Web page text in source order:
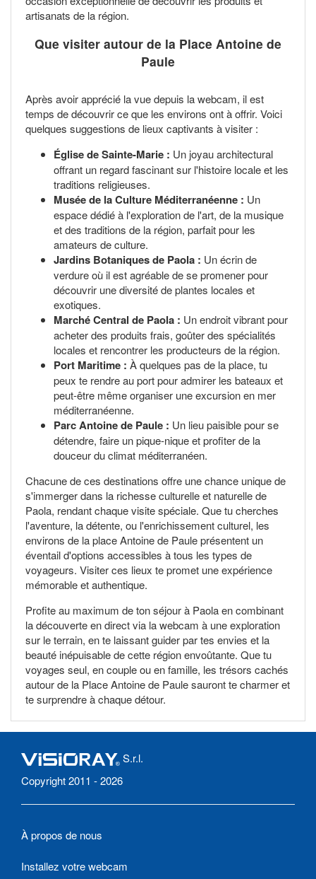
artisanats de la région.
Que visiter autour de la Place Antoine de
Paule
Après avoir apprécié la vue depuis la webcam, il est
temps de découvrir ce que les environs ont à offrir. Voici
quelques suggestions de lieux captivants à visiter :
Église de Sainte-Marie : Un joyau architectural
offrant un regard fascinant sur l'histoire locale et les
traditions religieuses.
Musée de la Culture Méditerranéenne : Un
espace dédié à l'exploration de l'art, de la musique
et des traditions de la région, parfait pour les
amateurs de culture.
Jardins Botaniques de Paola : Un écrin de
verdure où il est agréable de se promener pour
découvrir une diversité de plantes locales et
exotiques.
Marché Central de Paola : Un endroit vibrant pour
acheter des produits frais, goûter des spécialités
locales et rencontrer les producteurs de la région.
Port Maritime : À quelques pas de la place, tu
peux te rendre au port pour admirer les bateaux et
peut-être même organiser une excursion en mer
méditerranéenne.
Parc Antoine de Paule : Un lieu paisible pour se
détendre, faire un pique-nique et profiter de la
douceur du climat méditerranéen.
Chacune de ces destinations offre une chance unique de
s'immerger dans la richesse culturelle et naturelle de
Paola, rendant chaque visite spéciale. Que tu cherches
l'aventure, la détente, ou l'enrichissement culturel, les
environs de la place Antoine de Paule présentent un
éventail d'options accessibles à tous les types de
voyageurs. Visiter ces lieux te promet une expérience
mémorable et authentique.
Profite au maximum de ton séjour à Paola en combinant
la découverte en direct via la webcam à une exploration
sur le terrain, en te laissant guider par tes envies et la
beauté inépuisable de cette région envoûtante. Que tu
voyages seul, en couple ou en famille, les trésors cachés
autour de la Place Antoine de Paule sauront te charmer et
te surprendre à chaque détour.
S.r.l.
Copyright 2011 - 2026
À propos de nous
Installez votre webcam